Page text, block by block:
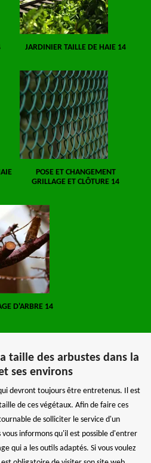
JARDINIER TAILLE DE HAIE 14
POSE ET CHANGEMENT
GRILLAGE ET CLÔTURE 14
D'ARBRE 14
taille des arbustes dans la
ses environs
devront toujours être entretenus. Il est
de ces végétaux. Afin de faire ces
de solliciter le service d'un
informons qu'il est possible d'entrer
qui a les outils adaptés. Si vous voulez